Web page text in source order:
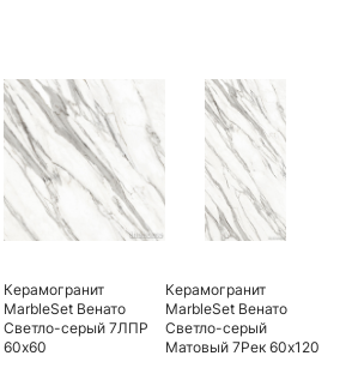
Керамогранит
MarbleSet Венато
Светло-серый 7ЛПР
60х60
Керамогранит
MarbleSet Венато
Светло-серый
Матовый 7Рек 60х120